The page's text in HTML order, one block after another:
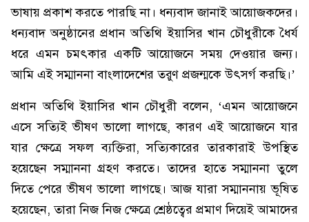
ভাষায় প্রকাশ করতে পারছি না। ধন্যবাদ জানাই আয়োজকদের।
ধন্যবাদ অনুষ্ঠানের প্রধান অতিথি ইয়াসির খান চৌধুরীকে ধৈর্য
ধরে এমন চমৎকার একটি আয়োজনে সময় দেওয়ার জন্য।
আমি এই সম্মাননা বাংলাদেশের তরুণ প্রজন্মকে উৎসর্গ করছি।’
প্রধান অতিথি ইয়াসির খান চৌধুরী বলেন, ‘এমন আয়োজনে
এসে সত্যিই ভীষণ ভালো লাগছে, কারণ এই আয়োজনে যার
যার ক্ষেত্রে সফল ব্যক্তিরা, সত্যিকারের তারকারাই উপস্থিত
হয়েছেন সম্মাননা গ্রহণ করতে। তাদের হাতে সম্মাননা তুলে
দিতে পেরে ভীষণ ভালো লাগছে। আজ যারা সম্মাননায় ভূষিত
হয়েছেন, তারা নিজ নিজ ক্ষেত্রে শ্রেষ্ঠত্বের প্রমাণ দিয়েই আমাদের